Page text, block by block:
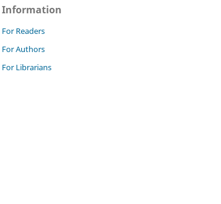
Information
For Readers
For Authors
For Librarians